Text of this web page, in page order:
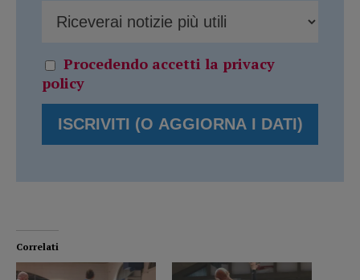
Procedendo accetti la privacy
policy
Correlati